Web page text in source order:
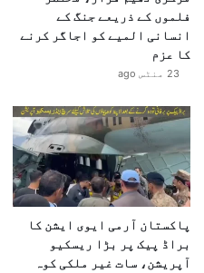
فلموں کے ذریعے جنگ کے
انسانی المیے کو اجاگر کرنے
کا عزم
23 منٹس ago
پاکستان آرمی ایوی ایشن کا
براڈ پیک پر بڑا ریسکیو
آپریشن، سات غیر ملکی کوہ